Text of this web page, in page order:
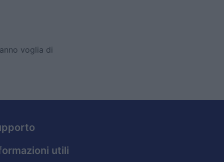
voglia di
utili